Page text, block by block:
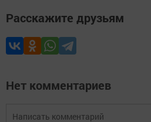
Расскажите друзьям
Нет комментариев